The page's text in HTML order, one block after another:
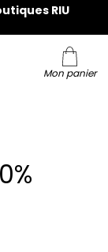
magasins !
RIU
Mon panier